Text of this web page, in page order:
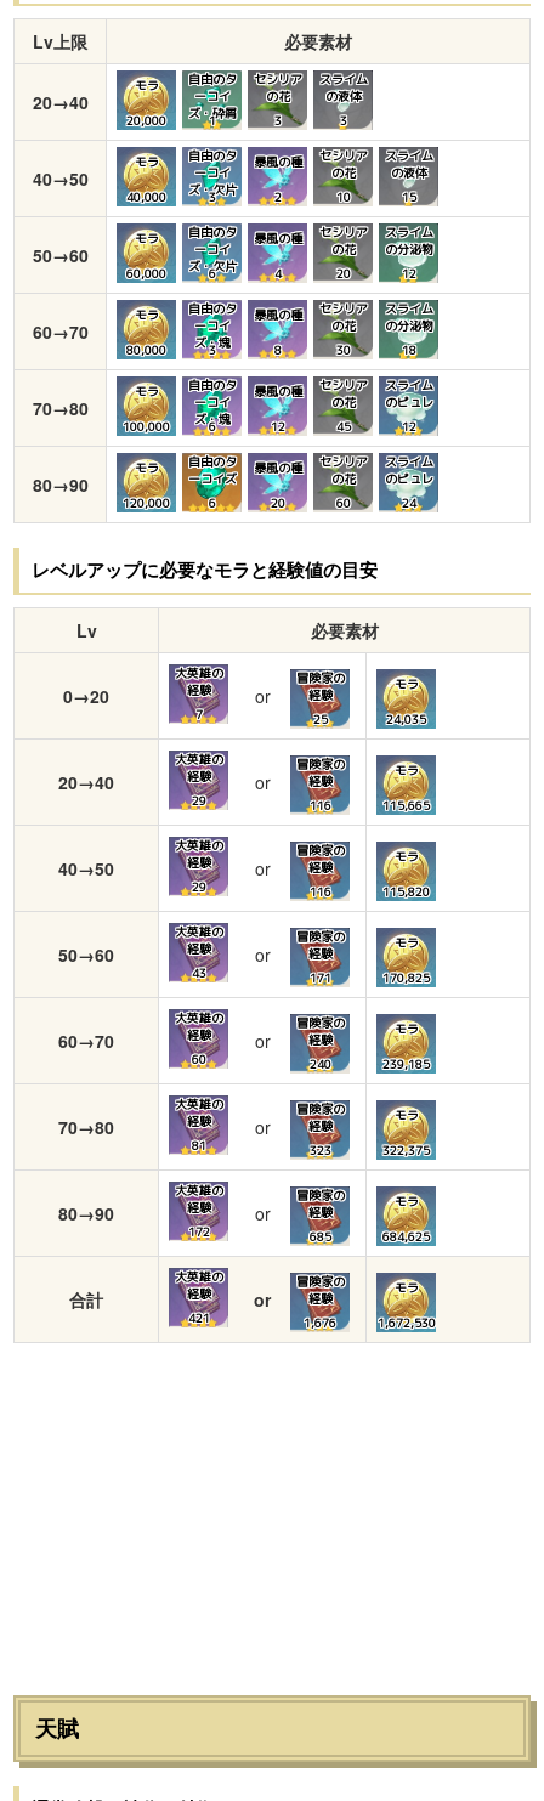
Lv上限 必要素材
20→40
モラ
20,000
自由のタ
ーコイ
ズ・砕屑
1
セシリア
の花
3
スライム
の液体
3
40→50
モラ
40,000
自由のタ
ーコイ
ズ・欠片
3
暴風の種
2
セシリア
の花
10
スライム
の液体
15
50→60
モラ
60,000
自由のタ
ーコイ
ズ・欠片
6
暴風の種
4
セシリア
の花
20
スライム
の分泌物
12
60→70
モラ
80,000
自由のタ
ーコイ
ズ・塊
3
暴風の種
8
セシリア
の花
30
スライム
の分泌物
18
70→80
モラ
100,000
自由のタ
ーコイ
ズ・塊
6
暴風の種
12
セシリア
の花
45
スライム
のピュレ
12
80→90
モラ
120,000
自由のタ
ーコイズ
6
暴風の種
20
セシリア
の花
60
スライム
のピュレ
24
レベルアップに必要なモラと経験値の目安
Lv 必要素材
0→20
大英雄の
経験
7
or
冒険家の
経験
25
モラ
24,035
20→40
大英雄の
経験
29
or
冒険家の
経験
116
モラ
115,665
40→50
大英雄の
経験
29
or
冒険家の
経験
116
モラ
115,820
50→60
大英雄の
経験
43
or
冒険家の
経験
171
モラ
170,825
60→70
大英雄の
経験
60
or
冒険家の
経験
240
モラ
239,185
70→80
大英雄の
経験
81
or
冒険家の
経験
323
モラ
322,375
80→90
大英雄の
経験
172
or
冒険家の
経験
685
モラ
684,625
合計
大英雄の
経験
421
or
冒険家の
経験
1,676
モラ
1,672,530
天賦